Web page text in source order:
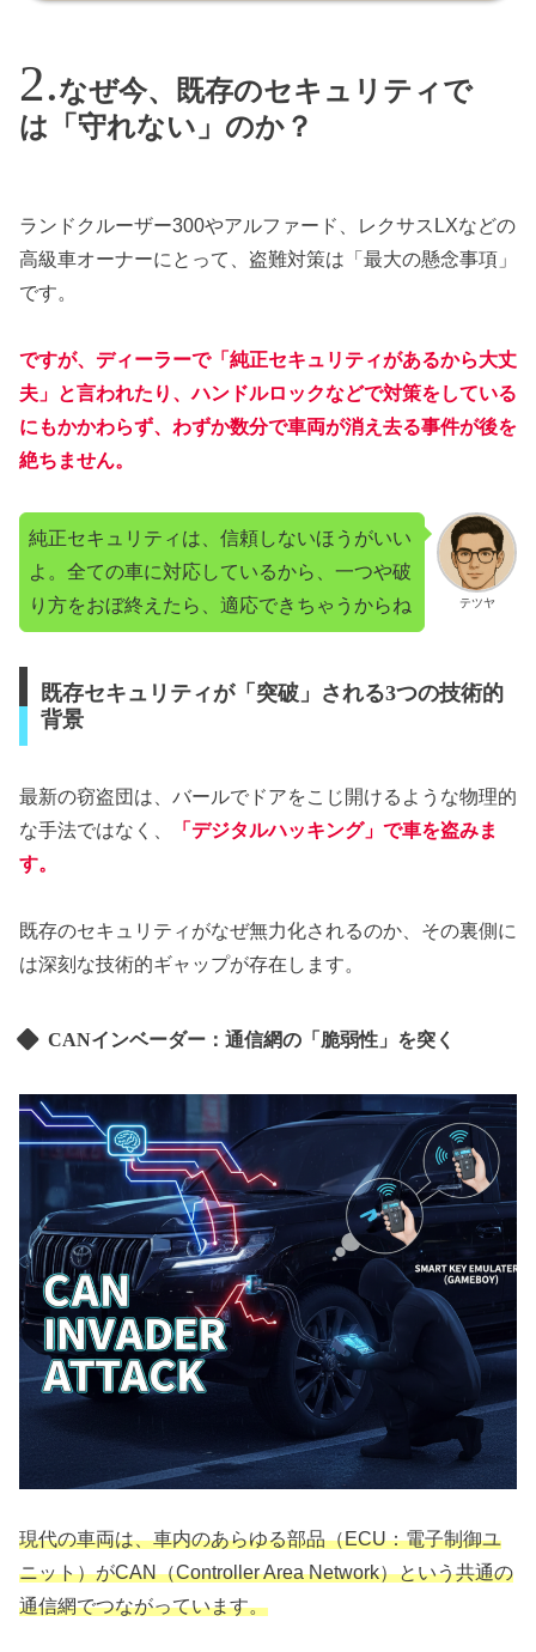
なぜ今、既存のセキュリティで
は「守れない」のか？
ランドクルーザー300やアルファード、レクサスLXなどの
高級車オーナーにとって、盗難対策は「最大の懸念事項」
です。
ですが、ディーラーで「純正セキュリティがあるから大丈
夫」と言われたり、ハンドルロックなどで対策をしている
にもかかわらず、わずか数分で車両が消え去る事件が後を
絶ちません。
テツヤ
純正セキュリティは、信頼しないほうがいい
よ。全ての車に対応しているから、一つや破
り方をおぼ終えたら、適応できちゃうからね
既存セキュリティが「突破」される3つの技術的
背景
最新の窃盗団は、バールでドアをこじ開けるような物理的
な手法ではなく、
「デジタルハッキング」で車を盗みま
す。
既存のセキュリティがなぜ無力化されるのか、その裏側に
は深刻な技術的ギャップが存在します。
CANインベーダー：通信網の「脆弱性」を突く
現代の車両は、車内のあらゆる部品（ECU：電子制御ユ
ニット）がCAN（Controller Area Network）という共通の
通信網でつながっています。